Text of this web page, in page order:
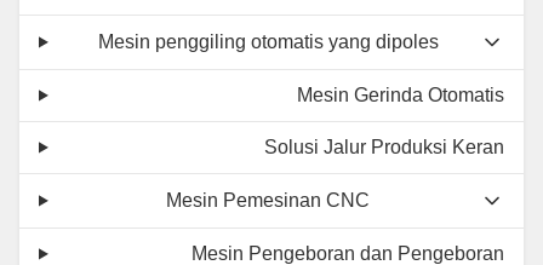
Mesin penggiling otomatis yang dipoles
Mesin Gerinda Otomatis
Solusi Jalur Produksi Keran
Mesin Pemesinan CNC
Mesin Pengeboran dan Pengeboran